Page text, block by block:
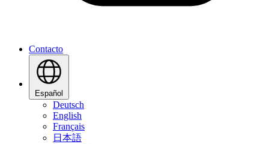
Contacto
Español
Deutsch
English
Français
日本語